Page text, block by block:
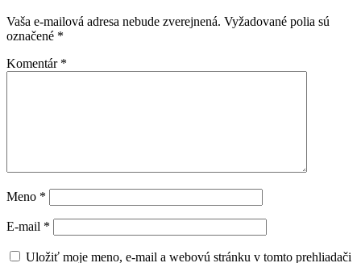
Vaša e-mailová adresa nebude zverejnená. Vyžadované polia sú
označené *
Komentár *
Meno *
E-mail *
Uložiť moje meno, e-mail a webovú stránku v tomto prehliadači